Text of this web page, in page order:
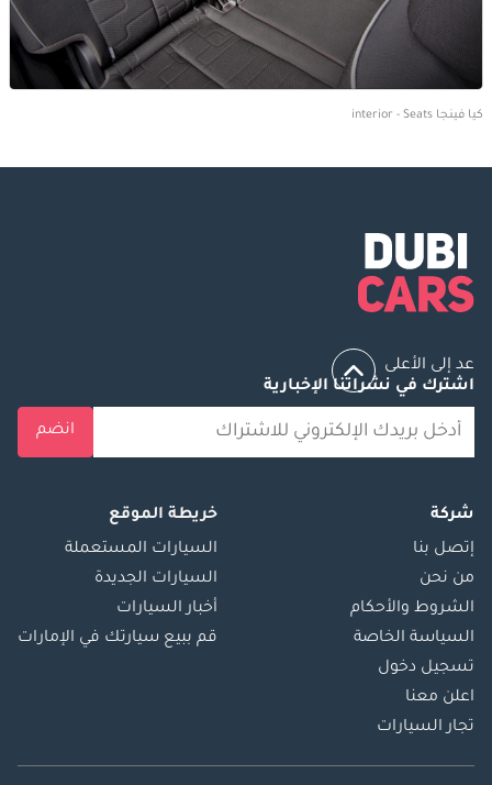
كيا فينجا interior - Seats
عد إلى الأعلى
اشترك في نشراتنا الإخبارية
انضم
شركة
إتصل بنا
من نحن
الشروط والأحكام
السياسة الخاصة
تسجيل دخول
اعلن معنا
تجار السيارات
خريطة الموقع
السيارات المستعملة
السيارات الجديدة
أخبار السيارات
قم ببيع سيارتك في الإمارات